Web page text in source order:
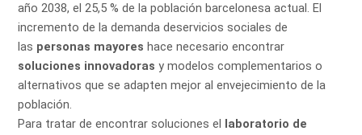
año 2038, el 25,5 % de la población barcelonesa actual. El
incremento de la demanda deservicios sociales de
las personas mayores hace necesario encontrar
soluciones innovadorasy modelos complementarios o
alternativos que se adapten mejor al envejecimiento de la
población.
Para tratar de encontrar soluciones el
laboratorio de